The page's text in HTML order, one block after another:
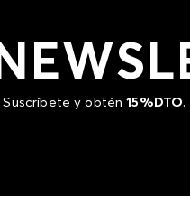
Suscríbete y obtén15%DTO.